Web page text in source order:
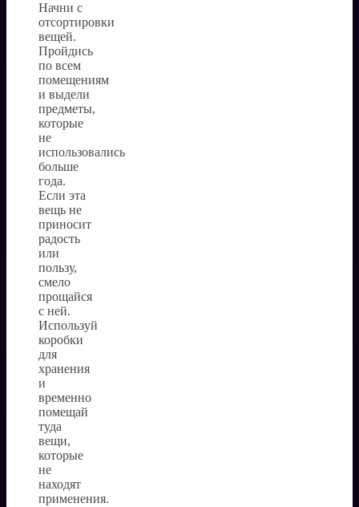
Начни с
отсортировки
вещей.
Пройдись
по всем
помещениям
и выдели
предметы,
которые
не
использовались
больше
года.
Если эта
вещь не
приносит
радость
или
пользу,
смело
прощайся
с ней.
Используй
коробки
для
хранения
и
временно
помещай
туда
вещи,
которые
не
находят
применения.